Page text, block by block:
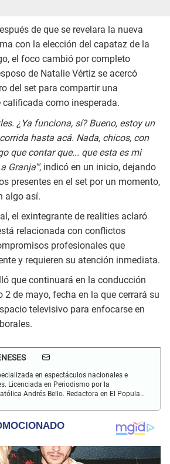
de que se revelara la nueva
con la elección del capataz de la
el foco cambió por completo
de Natalie Vértiz se acercó
del set para compartir una
como inesperada.
¿Ya funciona, sí? Bueno, estoy un
hasta acá. Nada, chicos, con
que contar que... que esta es mi
Granja'", indicó en un inicio, dejando
presentes en el set por un momento,
algo así.
el exintegrante de realities aclaró
relacionada con conflictos
profesionales que
y requieren su atención inmediata.
que continuará en la conducción
de mayo, fecha en la que cerrará su
televisivo para enfocarse en
en espectáculos nacionales e
Licenciada en Periodismo por la
Andrés Bello. Redactora en El Popular.